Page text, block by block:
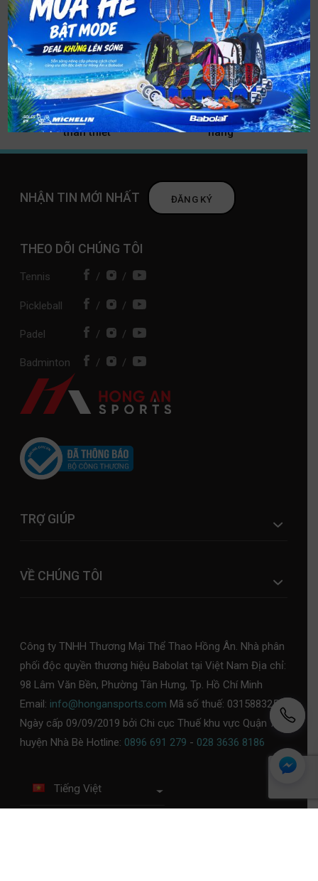
Chính sách vận
chuyển
Thanh toán an toàn
Dịch vụ khách hàng
thân thiết
Chính sách đổi/trả
hàng
NHẬN TIN MỚI NHẤT ĐĂNG KÝ
THEO DÕI CHÚNG TÔI
Tennis / /
Pickleball / /
Padel / /
Badminton / /
TRỢ GIÚP
VỀ CHÚNG TÔI
Công ty TNHH Thương Mại Thể Thao Hồng Ân. Nhà phân
phối độc quyền thương hiệu Babolat tại Việt Nam Địa chỉ:
98 Lâm Văn Bền, Phường Tân Hưng, Tp. Hồ Chí Minh
Email: info@hongansports.com Mã số thuế: 0315883253,
Ngày cấp 09/09/2019 bởi Chi cục Thuế khu vực Quận 7 -
huyện Nhà Bè Hotline: 0896 691 279 - 028 3636 8186
Tiếng Việt